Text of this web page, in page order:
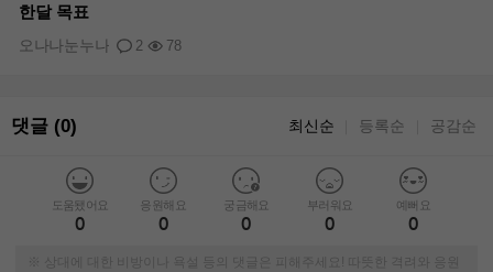
한달 목표
2 78
오나나눈누나
댓글 (0) 최신순 등록순 공감순
도움됐어요
0
응원해요
0
궁금해요
0
부러워요
0
예뻐요
0
※ 상대에 대한 비방이나 욕설 등의 댓글은 피해주세요! 따뜻한 격려와 응원